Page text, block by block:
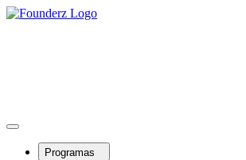
Programas